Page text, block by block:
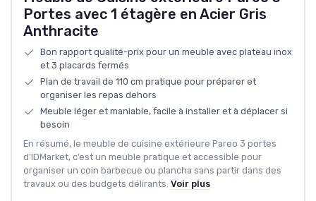
Portes avec 1 étagère en Acier Gris
Anthracite
Bon rapport qualité-prix pour un meuble avec plateau inox
et 3 placards fermés
Plan de travail de 110 cm pratique pour préparer et
organiser les repas dehors
Meuble léger et maniable, facile à installer et à déplacer si
besoin
En résumé, le meuble de cuisine extérieure Pareo 3 portes
d’IDMarket, c’est un meuble pratique et accessible pour
organiser un coin barbecue ou plancha sans partir dans des
travaux ou des budgets délirants. Voir plus